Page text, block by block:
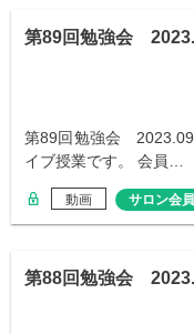
第89回勉強会
第89回勉強会
イブ授業です。 会員…
動画 サロン会
第88回勉強会